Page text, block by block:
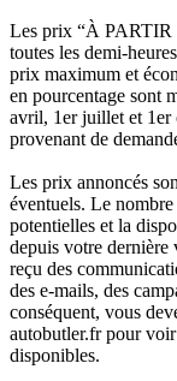
Les prix “À
toutes les demi-
prix maximum et
en pourcentage sont
avril, 1er juillet et 1er
provenant de
Les prix annoncés
éventuels. Le
potentielles et la
depuis votre dernière
reçu des
des e-mails, des
conséquent, vous
autobutler.fr pour
disponibles.